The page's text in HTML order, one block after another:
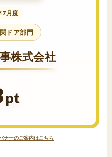
7月度
ドア部門
株式会社
pt
ナーのご案内はこちら